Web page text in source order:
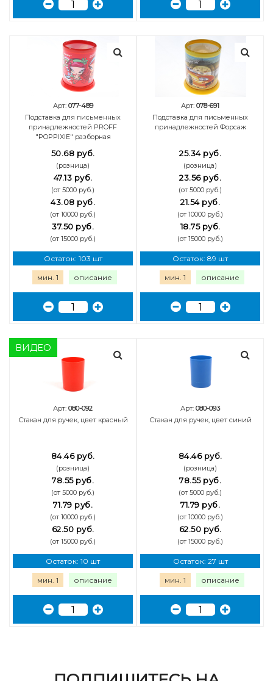
Арт: 077-489
Подставка для письменных
принадлежностей PROFF
"POPPIXIE" разборная
50.68 руб.
(розница)
47.13 руб.
(от 5000 руб.)
43.08 руб.
(от 10000 руб.)
37.50 руб.
(от 15000 руб.)
Остаток: 103 шт
мин. 1 описание
Арт: 078-691
Подставка для письменных
принадлежностей Форсаж
25.34 руб.
(розница)
23.56 руб.
(от 5000 руб.)
21.54 руб.
(от 10000 руб.)
18.75 руб.
(от 15000 руб.)
Остаток: 89 шт
мин. 1 описание
Арт: 080-092
Стакан для ручек, цвет красный
84.46 руб.
(розница)
78.55 руб.
(от 5000 руб.)
71.79 руб.
(от 10000 руб.)
62.50 руб.
(от 15000 руб.)
Остаток: 10 шт
мин. 1 описание
ВИДЕО
Арт: 080-093
Стакан для ручек, цвет синий
84.46 руб.
(розница)
78.55 руб.
(от 5000 руб.)
71.79 руб.
(от 10000 руб.)
62.50 руб.
(от 15000 руб.)
Остаток: 27 шт
мин. 1 описание